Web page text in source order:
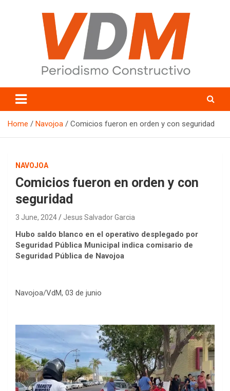
valledelmayo.com
Home Navojoa Comicios fueron en orden y con seguridad
NAVOJOA
Comicios fueron en orden y con
seguridad
3 June, 2024 Jesus Salvador Garcia
Hubo saldo blanco en el operativo desplegado por
Seguridad Pública Municipal indica comisario de
Seguridad Pública de Navojoa
Navojoa/VdM, 03 de junio